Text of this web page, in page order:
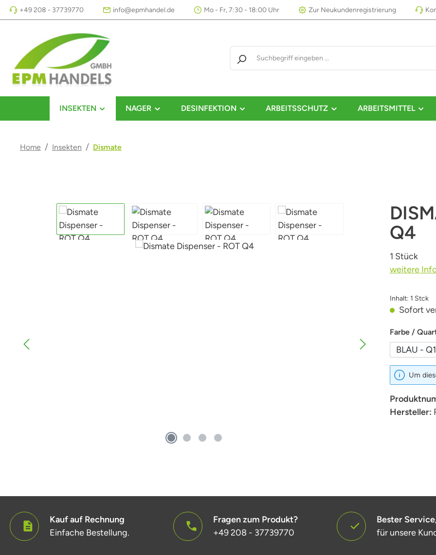
Hauptinhalt springen
Zur Suche springen
Zur Hauptnavigation springen
+49 208 - 37739770 info@epmhandel.de Mo - Fr, 7:30 - 18:00 Uhr Zur Neukundenregistrierung
INSEKTEN NAGER DESINFEKTION ARBEITSSCHUTZ ARBEITSMITTEL
Home / Insekten / Dismate
Bildergalerie überspringen
Q4
1 Stück
weitere
Inhalt: 1 Stck
Sofort
Farbe /
BLAU - Q1
Um
Hersteller:
Kauf auf Rechnung
Einfache Bestellung.
Fragen zum Produkt?
+49 208 - 37739770
Bester
für unsere